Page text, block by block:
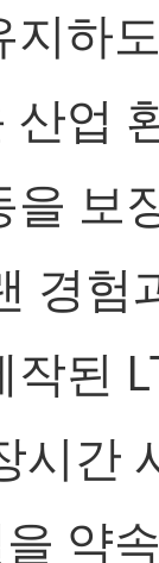
지하
산업
을 보
경험
된
시간
약